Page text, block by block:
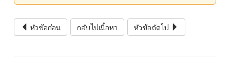
หัวข้อก่อน กลับไปเนื้อหา หัวข้อถัดไป